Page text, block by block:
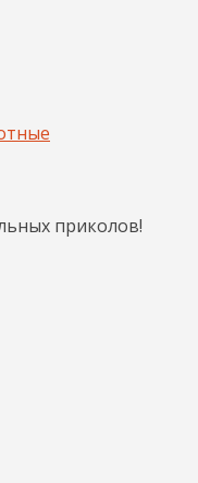
приколов!